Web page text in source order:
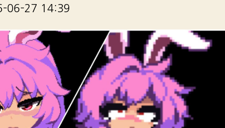
06-27 14:39